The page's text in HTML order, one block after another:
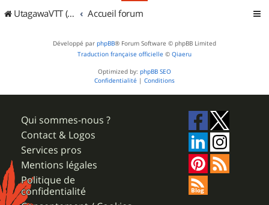
UtagawaVTT (Randos VTT et VTTAE avec traces GPS) Accueil forum
Développé par phpBB® Forum Software © phpBB Limited
Traduction française officielle © Qiaeru
Optimized by: phpBB SEO
Confidentialité | Conditions
Qui sommes-nous ?
Contact & Logos
Services pros
Mentions légales
Politique de
confidentialité